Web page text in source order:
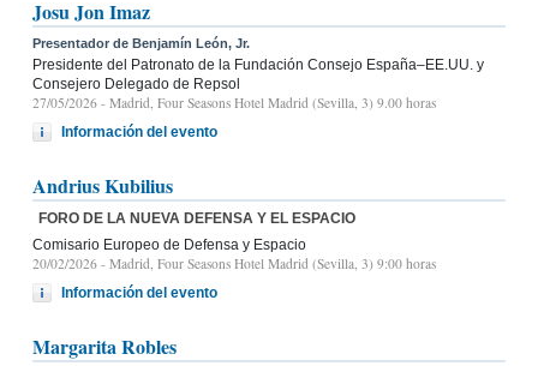
Josu Jon Imaz
Presentador de Benjamín León, Jr.
Presidente del Patronato de la Fundación Consejo España–EE.UU. y
Consejero Delegado de Repsol
27/05/2026 - Madrid, Four Seasons Hotel Madrid (Sevilla, 3) 9.00 horas
Información del evento
Andrius Kubilius
FORO DE LA NUEVA DEFENSA Y EL ESPACIO
Comisario Europeo de Defensa y Espacio
20/02/2026 - Madrid, Four Seasons Hotel Madrid (Sevilla, 3) 9:00 horas
Información del evento
Margarita Robles